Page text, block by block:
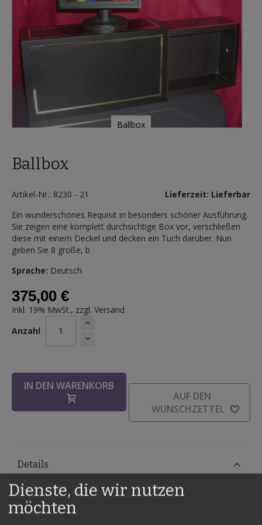
Ballbox
der
Ballbox
Artikel-Nr.: 8230 - 21
Lieferzeit: Lieferbar
Ein wunderschönes Requisit in besonders schöner Ausführung.
Sie zeigen eine komplett durchsichtige Box vor, verschließen
diese mit einem Deckel und decken ein Tuch darüber. Nun
geben Sie 8 große, b
Sprache: Deutsch
375,00 €
Inkl. 19% MwSt., zzgl. Versand
Anzahl
IN DEN WARENKORB
AUF DEN
WUNSCHZETTEL
Details
Ein wunderschönes Requisit in besonders schöner
Ausführung. Sie zeigen eine komplett durchsichtige Box vor,
verschließen diese mit einem Deckel und decken ein Tuch
Dienste, die wir nutzen
möchten